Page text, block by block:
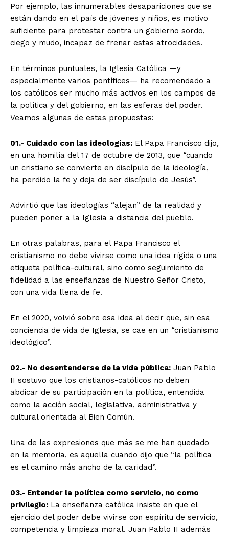
Por ejemplo, las innumerables desapariciones que se
están dando en el país de jóvenes y niños, es motivo
suficiente para protestar contra un gobierno sordo,
ciego y mudo, incapaz de frenar estas atrocidades.
En términos puntuales, la Iglesia Católica —y
especialmente varios pontífices— ha recomendado a
los católicos ser mucho más activos en los campos de
la política y del gobierno, en las esferas del poder.
Veamos algunas de estas propuestas:
01.- Cuidado con las ideologías: El Papa Francisco dijo,
en una homilía del 17 de octubre de 2013, que “cuando
un cristiano se convierte en discípulo de la ideología,
ha perdido la fe y deja de ser discípulo de Jesús”.
Advirtió que las ideologías “alejan” de la realidad y
pueden poner a la Iglesia a distancia del pueblo.
En otras palabras, para el Papa Francisco el
cristianismo no debe vivirse como una idea rígida o una
etiqueta política-cultural, sino como seguimiento de
fidelidad a las enseñanzas de Nuestro Señor Cristo,
con una vida llena de fe.
En el 2020, volvió sobre esa idea al decir que, sin esa
conciencia de vida de Iglesia, se cae en un “cristianismo
ideológico”.
02.- No desentenderse de la vida pública: Juan Pablo
II sostuvo que los cristianos-católicos no deben
abdicar de su participación en la política, entendida
como la acción social, legislativa, administrativa y
cultural orientada al Bien Común.
Una de las expresiones que más se me han quedado
en la memoria, es aquella cuando dijo que “la política
es el camino más ancho de la caridad”.
03.- Entender la política como servicio, no como
privilegio: La enseñanza católica insiste en que el
ejercicio del poder debe vivirse con espíritu de servicio,
competencia y limpieza moral. Juan Pablo II además